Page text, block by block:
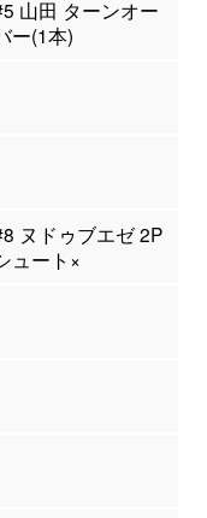
山田 ターンオー
ー(1本)
ヌドゥブエゼ 2P
ュート×